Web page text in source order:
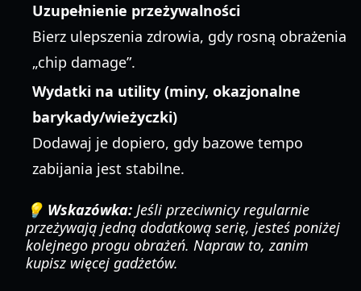
Uzupełnienie przeżywalności
Bierz ulepszenia zdrowia, gdy rosną obrażenia
„chip damage”.
Wydatki na utility (miny, okazjonalne
barykady/wieżyczki)
Dodawaj je dopiero, gdy bazowe tempo
zabijania jest stabilne.
💡 Wskazówka: Jeśli przeciwnicy regularnie
przeżywają jedną dodatkową serię, jesteś poniżej
kolejnego progu obrażeń. Napraw to, zanim
kupisz więcej gadżetów.